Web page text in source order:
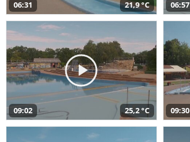
06:31 21,9 °C 06:57
09:02 25,2 °C 09:30